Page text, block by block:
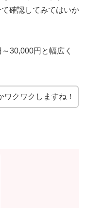
確認してみてはいか
30,000円と幅広く
ワクワクしますね！
（当店、福袋とオリパ、遊
)